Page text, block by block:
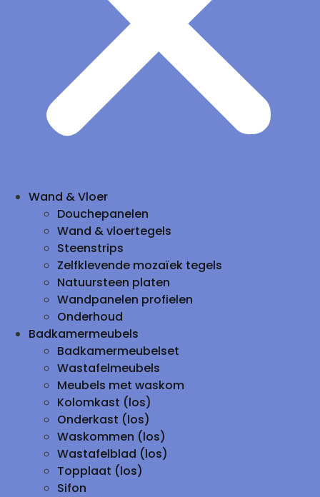
Wand & Vloer
Douchepanelen
Wand & vloertegels
Steenstrips
Zelfklevende mozaïek tegels
Natuursteen platen
Wandpanelen profielen
Onderhoud
Badkamermeubels
Badkamermeubelset
Wastafelmeubels
Meubels met waskom
Kolomkast (los)
Onderkast (los)
Waskommen (los)
Wastafelblad (los)
Topplaat (los)
Sifon